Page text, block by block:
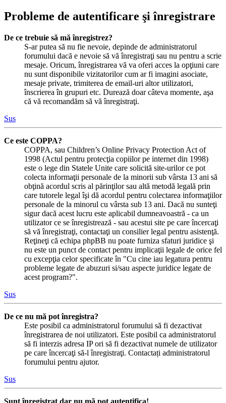
Probleme de autentificare şi înregistrare
De ce trebuie să mă înregistrez?
S-ar putea să nu fie nevoie, depinde de administratorul
forumului dacă e nevoie să vă înregistraţi sau nu pentru a scrie
mesaje. Oricum, înregistrarea vă va oferi acces la opţiuni care
nu sunt disponibile vizitatorilor cum ar fi imagini asociate,
mesaje private, trimiterea de email-uri altor utilizatori,
înscrierea în grupuri etc. Durează doar câteva momente, aşa
că vă recomandăm să vă înregistraţi.
Sus
Ce este COPPA?
COPPA, sau Children’s Online Privacy Protection Act of
1998 (Actul pentru protecţia copiilor pe internet din 1998)
este o lege din Statele Unite care solicită site-urilor ce pot
colecta informaţii personale de la minorii sub vârsta 13 ani să
obţină acordul scris al părinţilor sau altă metodă legală prin
care tutorele legal îşi dă acordul pentru colectarea informaţiilor
personale de la minorul cu vârsta sub 13 ani. Dacă nu sunteţi
sigur dacă acest lucru este aplicabil dumneavoastră - ca un
utilizator ce se înregistrează - sau acestui site pe care încercaţi
să vă înregistraţi, contactaţi un consilier legal pentru asistenţă.
Reţineţi că echipa phpBB nu poate furniza sfaturi juridice şi
nu este un punct de contact pentru implicaţii legale de orice fel
cu excepţia celor specificate în "Cu cine iau legatura pentru
probleme legate de abuzuri si/sau aspecte juridice legate de
acest program?".
Sus
De ce nu mă pot înregistra?
Este posibil ca administratorul forumului să fi dezactivat
înregistrarea de noi utilizatori. Este posibil ca administratorul
să fi interzis adresa IP ori să fi dezactivat numele de utilizator
pe care încercaţi să-l înregistraţi. Contactați administratorul
forumului pentru ajutor.
Sus
Sunt înregistrat dar nu mă pot autentifica!